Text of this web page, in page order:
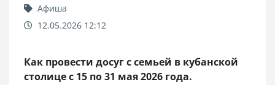
Афиша
12.05.2026 12:12
Как провести досуг с семьей в кубанской
столице с 15 по 31 мая 2026 года.